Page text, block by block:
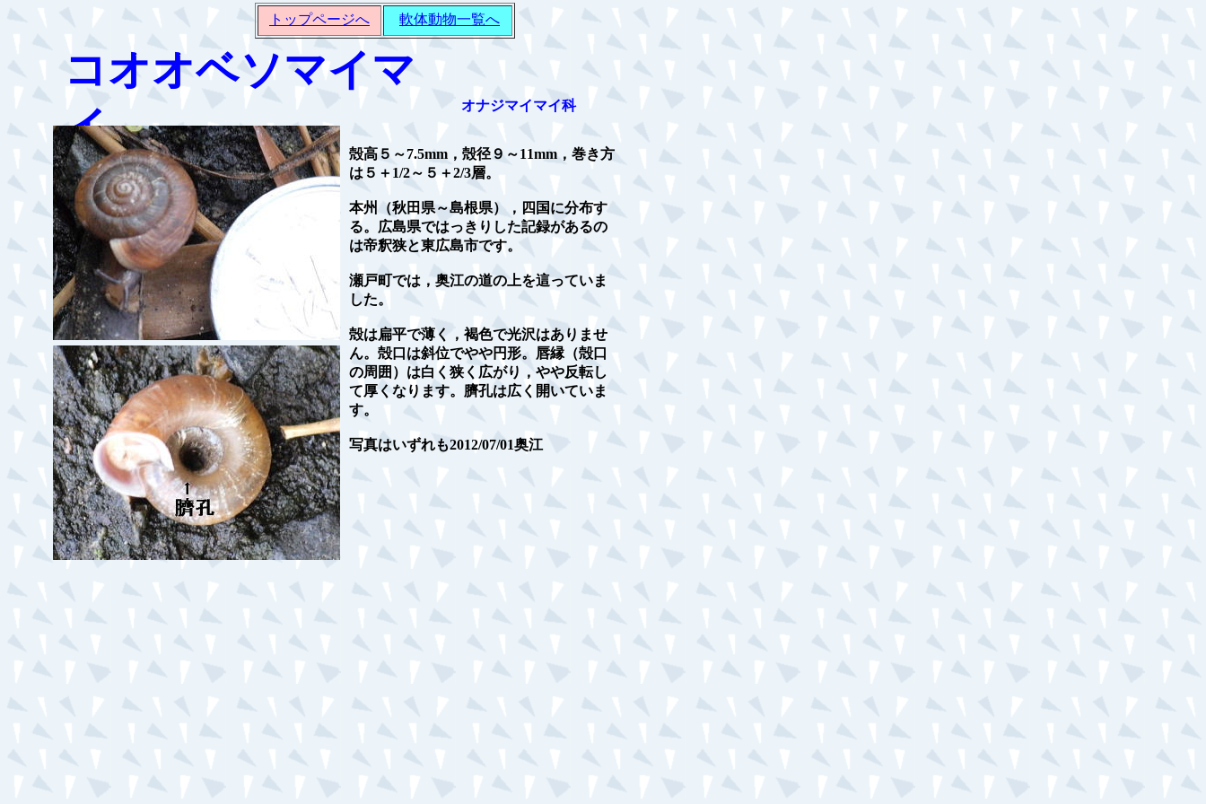
トップページへ 軟体動物一覧へ
コオオベソマイマ
イ
オナジマイマイ科
殻高５～7.5mm，殻径９～11mm，巻き方
は５＋1/2～５＋2/3層。
本州（秋田県～島根県），四国に分布す
る。広島県ではっきりした記録があるの
は帝釈狭と東広島市です。
瀬戸町では，奥江の道の上を這っていま
した。
殻は扁平で薄く，褐色で光沢はありませ
ん。殻口は斜位でやや円形。唇縁（殻口
の周囲 ）は白く狭く広がり，やや反転し
て厚くなります。臍孔は広く開いていま
す。
写真はいずれも2012/07/01奥江